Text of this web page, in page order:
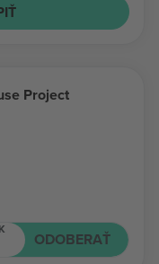
Project
ODOBERAŤ